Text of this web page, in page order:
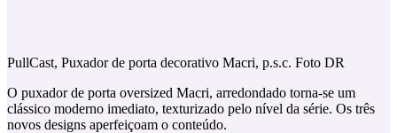
PullCast, Puxador de porta decorativo Macri, p.s.c. Foto DR
O puxador de porta oversized Macri, arredondado torna-se um
clássico moderno imediato, texturizado pelo nível da série. Os três
novos designs aperfeiçoam o conteúdo.